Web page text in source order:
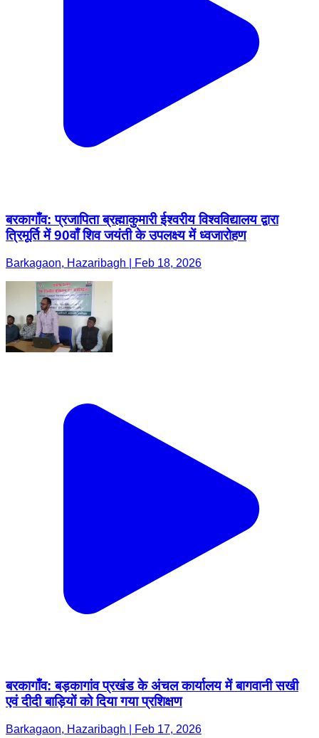
बरकागाँव: प्रजापिता ब्रह्माकुमारी ईश्वरीय विश्वविद्यालय द्वारा
त्रिमूर्ति में 90वाँ शिव जयंती के उपलक्ष्य में ध्वजारोहण
Barkagaon, Hazaribagh | Feb 18, 2026
बरकागाँव: बड़कागांव प्रखंड के अंचल कार्यालय में बागवानी सखी
एवं दीदी बाड़ियों को दिया गया प्रशिक्षण
Barkagaon, Hazaribagh | Feb 17, 2026